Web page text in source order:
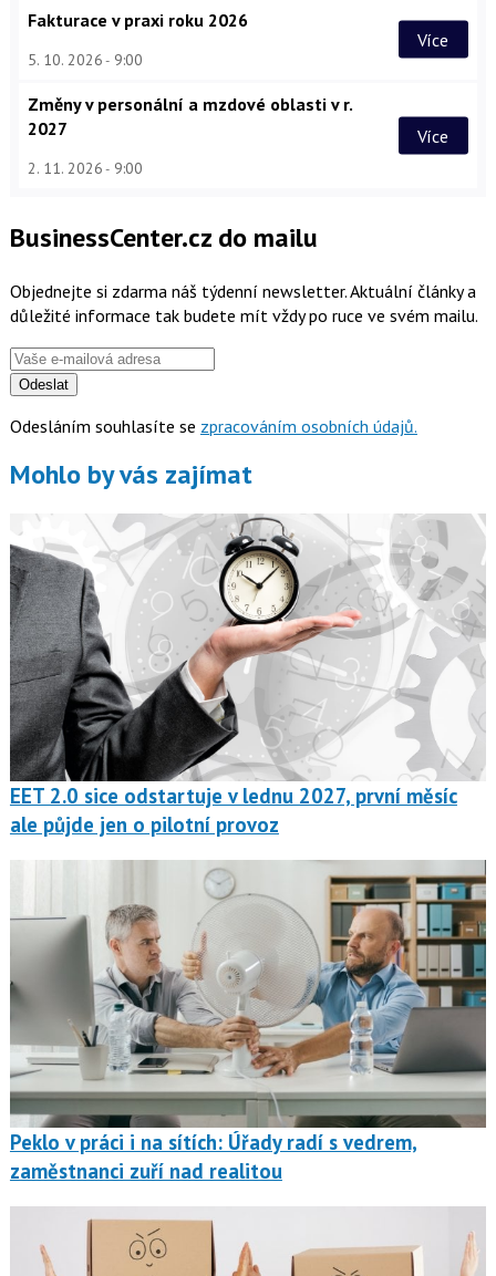
Fakturace v praxi roku 2026
5. 10. 2026 9:00
Více
Změny v personální a mzdové oblasti v r.
2027
2. 11. 2026 9:00
Více
BusinessCenter.cz do mailu
Objednejte si zdarma náš týdenní newsletter. Aktuální články a
důležité informace tak budete mít vždy po ruce ve svém mailu.
Odeslat
Odesláním souhlasíte se zpracováním osobních údajů.
Mohlo by vás zajímat
EET 2.0 sice odstartuje v lednu 2027, první měsíc
ale půjde jen o pilotní provoz
Peklo v práci i na sítích: Úřady radí s vedrem,
zaměstnanci zuří nad realitou